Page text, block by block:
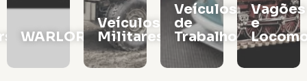
WARLORD
Veículos
Militares
Veículos
de
Trabalho
Vagões
e